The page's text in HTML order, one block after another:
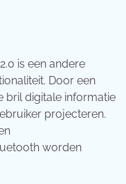
is een andere
Door een
bril digitale informatie
projecteren.
worden